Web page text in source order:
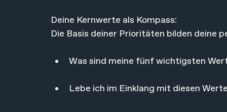
Deine Kernwerte als Kompass:
Die Basis deiner Prioritäten bilden deine
Was sind meine fünf wichtigsten
Lebe ich im Einklang mit diesen